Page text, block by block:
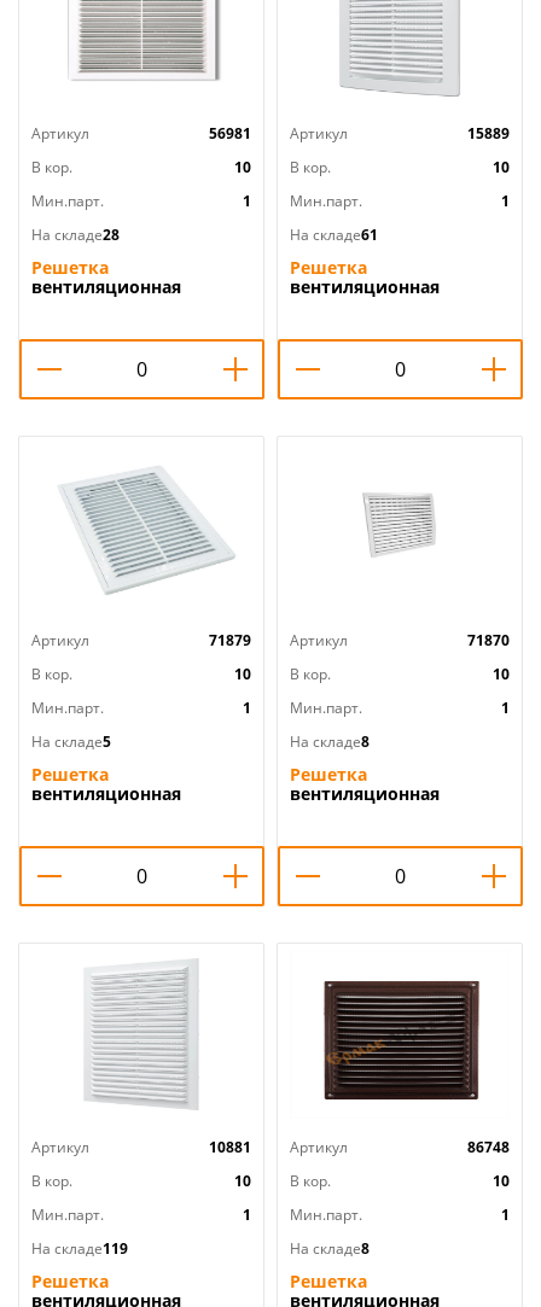
Артикул
56981
В кор.
10
Мин.парт.
1
На складе28
Решетка
вентиляционная
П1515Р белый 16мм АВС
Эвент, 1/200
Артикул
15889
В кор.
10
Мин.парт.
1
На складе61
Решетка
вентиляционная
Артикул
71879
В кор.
10
Мин.парт.
1
На складе5
Решетка
вентиляционная
П1520Р Эвент, 1/170
Артикул
71870
В кор.
10
Мин.парт.
1
На складе8
Решетка
вентиляционная
Эвент, 1/55
Артикул
10881
В кор.
10
Мин.парт.
1
На складе119
Решетка
вентиляционная
Артикул
86748
В кор.
10
Мин.парт.
1
На складе8
Решетка
вентиляционная